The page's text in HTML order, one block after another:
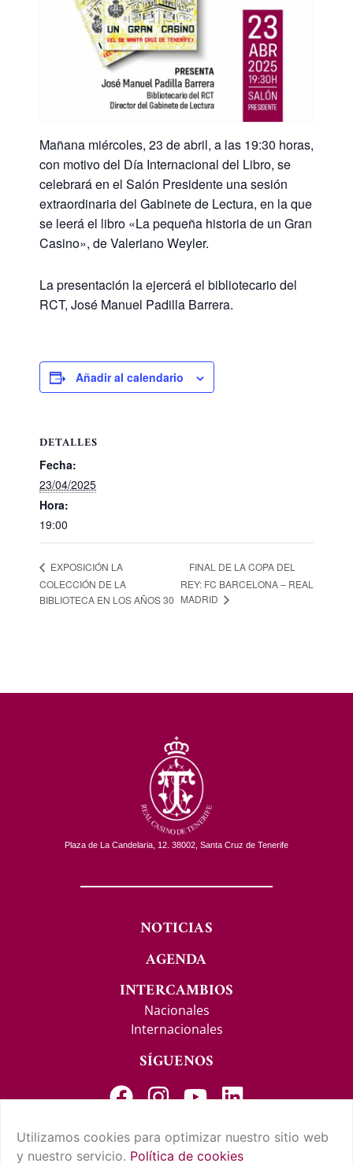
Utilizamos cookies para optimizar nuestro sitio web
y nuestro servicio. Política de cookies
Mañana miércoles, 23 de abril, a las 19:30 horas,
con motivo del Día Internacional del Libro, se
celebrará en el Salón Presidente una sesión
extraordinaria del Gabinete de Lectura, en la que
se leerá el libro «La pequeña historia de un Gran
Casino», de Valeriano Weyler.
La presentación la ejercerá el bibliotecario del
RCT, José Manuel Padilla Barrera.
Añadir al calendario
DETALLES
Fecha:
23/04/2025
Hora:
19:00
EXPOSICIÓN LA
COLECCIÓN DE LA
BIBLIOTECA EN LOS AÑOS 30
FINAL DE LA COPA DEL
REY: FC BARCELONA – REAL
MADRID
Plaza de La Candelaria, 12. 38002, Santa Cruz de Tenerife
NOTICIAS
AGENDA
INTERCAMBIOS
Nacionales
Internacionales
SÍGUENOS
CONTACTO Y SUGERENCIAS AVISO LEGAL